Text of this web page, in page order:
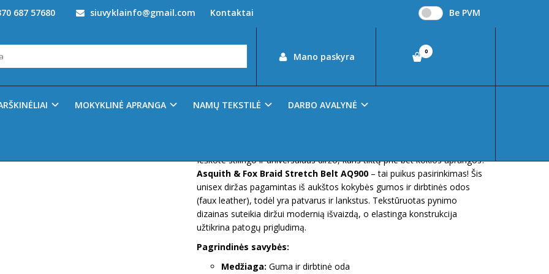
687 57680 siuvyklainfo@gmail.com Kontaktai Be PVM
Mano paskyra 0
MOKYKLINĖ APRANGA NAMŲ TEKSTILĖ DARBO AVALYNĖ
Turimas kiekis: 30
Ieškote stilingo ir universalaus diržo, kuris tiktų prie bet kokios aprangos?
Asquith & Fox Braid Stretch Belt AQ900 – tai puikus pasirinkimas! Šis
unisex diržas pagamintas iš aukštos kokybės gumos ir dirbtinės odos
(faux leather), todėl yra patvarus ir lankstus. Tekstūruotas pynimo
dizainas suteikia diržui modernią išvaizdą, o elastinga konstrukcija
užtikrina patogų prigludimą.
Pagrindinės savybės:
Medžiaga: Guma ir dirbtinė oda